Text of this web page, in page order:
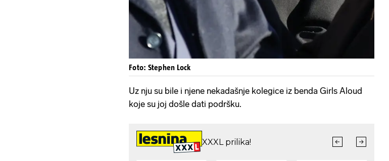
Foto: Stephen Lock
Uz nju su bile i njene nekadašnje kolegice iz benda Girls Aloud
koje su joj došle dati podršku.